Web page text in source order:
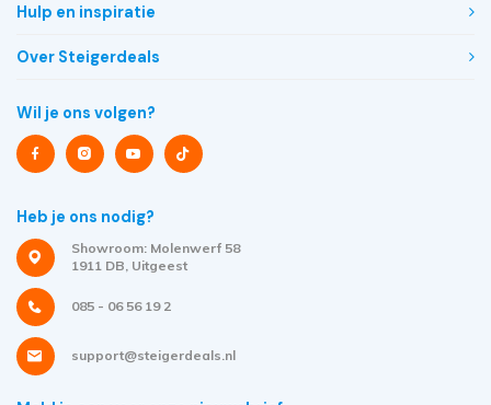
Hulp en inspiratie
Over Steigerdeals
Wil je ons volgen?
Heb je ons nodig?
Showroom: Molenwerf 58
1911 DB, Uitgeest
085 - 06 56 19 2
support@steigerdeals.nl